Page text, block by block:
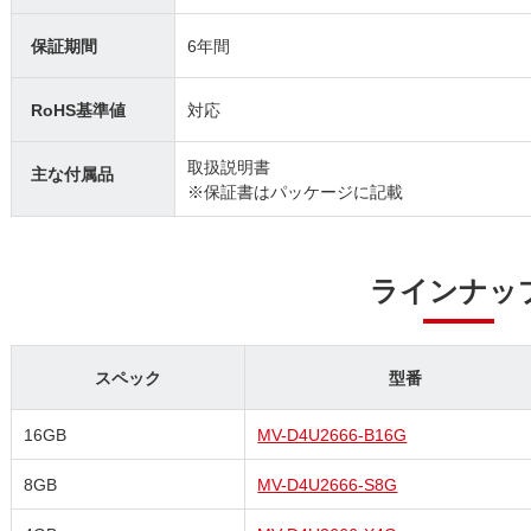
保証期間 6年間
RoHS基準値 対応
主な付属品
取扱説明書
※保証書はパッケージに記載
ラインナッ
スペック 型番
16GB MV-D4U2666-B16G
8GB MV-D4U2666-S8G